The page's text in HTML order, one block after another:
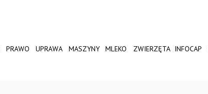
PRAWO UPRAWA MASZYNY MLEKO ZWIERZĘTA INFOCAP